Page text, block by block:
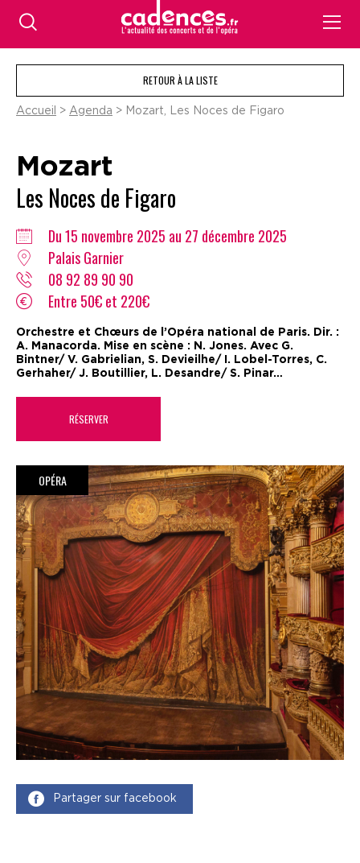
RETOUR À LA LISTE
Accueil > Agenda > Mozart, Les Noces de Figaro
Mozart
Les Noces de Figaro
Du 15 novembre 2025 au 27 décembre 2025
Palais Garnier
08 92 89 90 90
Entre 50€ et 220€
Orchestre et Chœurs de l’Opéra national de Paris. Dir. :
A. Manacorda. Mise en scène : N. Jones. Avec G.
Bintner/ V. Gabrielian, S. Devieilhe/ I. Lobel-Torres, C.
Gerhaher/ J. Boutillier, L. Desandre/ S. Pinar…
RÉSERVER
OPÉRA
Partager sur facebook